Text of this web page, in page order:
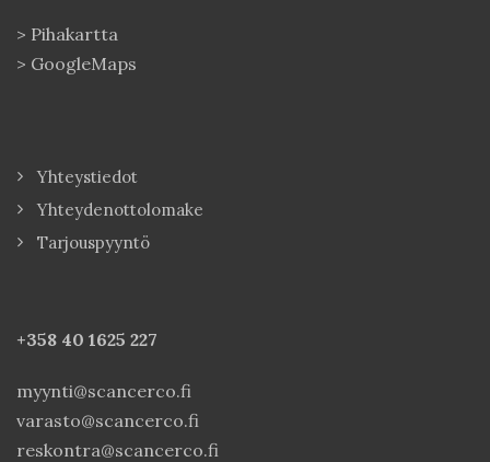
> Pihakartta
> GoogleMaps
Yhteystiedot
Yhteydenottolomake
Tarjouspyyntö
+358 40 1625 227
myynti@scancerco.fi
varasto@scancerco.fi
reskontra@scancerco.fi